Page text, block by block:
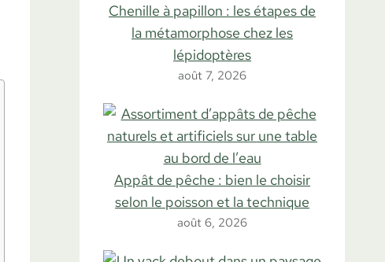
Chenille à papillon : les étapes de
la métamorphose chez les
lépidoptères
août 7, 2026
Appât de pêche : bien le choisir
selon le poisson et la technique
août 6, 2026